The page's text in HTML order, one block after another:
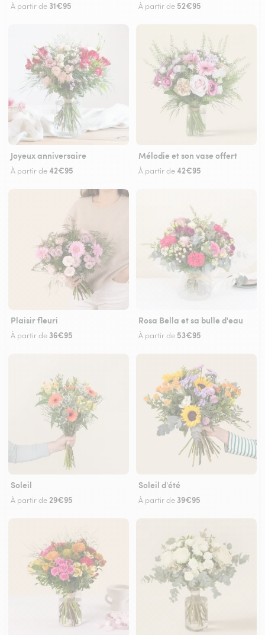
À partir de 31€95 À partir de 52€95
Joyeux anniversaire
À partir de42€95
Mélodie et son vase offert
À partir de42€95
Plaisir fleuri
À partir de 36€95
Rosa Bella et sa bulle d'eau
À partir de 53€95
Soleil
À partir de 29€95
Soleil d'été
À partir de 39€95